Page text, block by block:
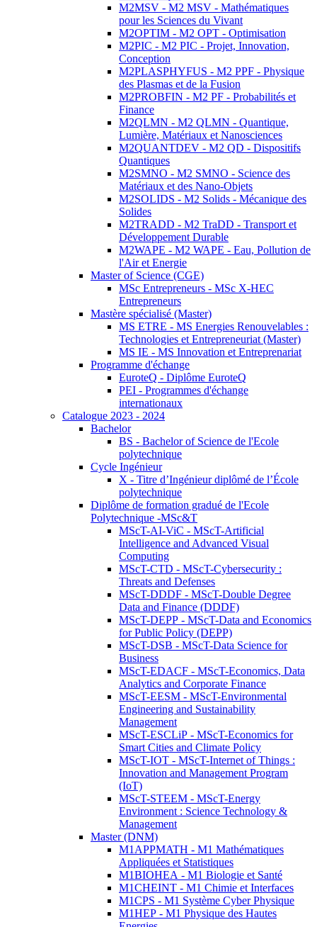
M2MSV - M2 MSV - Mathématiques
pour les Sciences du Vivant
M2OPTIM - M2 OPT - Optimisation
M2PIC - M2 PIC - Projet, Innovation,
Conception
M2PLASPHYFUS - M2 PPF - Physique
des Plasmas et de la Fusion
M2PROBFIN - M2 PF - Probabilités et
Finance
M2QLMN - M2 QLMN - Quantique,
Lumière, Matériaux et Nanosciences
M2QUANTDEV - M2 QD - Dispositifs
Quantiques
M2SMNO - M2 SMNO - Science des
Matériaux et des Nano-Objets
M2SOLIDS - M2 Solids - Mécanique des
Solides
M2TRADD - M2 TraDD - Transport et
Développement Durable
M2WAPE - M2 WAPE - Eau, Pollution de
l'Air et Energie
Master of Science (CGE)
MSc Entrepreneurs - MSc X-HEC
Entrepreneurs
Mastère spécialisé (Master)
MS ETRE - MS Energies Renouvelables :
Technologies et Entrepreneuriat (Master)
MS IE - MS Innovation et Entreprenariat
Programme d'échange
EuroteQ - Diplôme EuroteQ
PEI - Programmes d'échange
internationaux
Catalogue 2023 - 2024
Bachelor
BS - Bachelor of Science de l'Ecole
polytechnique
Cycle Ingénieur
X - Titre d’Ingénieur diplômé de l’École
polytechnique
Diplôme de formation gradué de l'Ecole
Polytechnique -MSc&T
MScT-AI-ViC - MScT-Artificial
Intelligence and Advanced Visual
Computing
MScT-CTD - MScT-Cybersecurity :
Threats and Defenses
MScT-DDDF - MScT-Double Degree
Data and Finance (DDDF)
MScT-DEPP - MScT-Data and Economics
for Public Policy (DEPP)
MScT-DSB - MScT-Data Science for
Business
MScT-EDACF - MScT-Economics, Data
Analytics and Corporate Finance
MScT-EESM - MScT-Environmental
Engineering and Sustainability
Management
MScT-ESCLiP - MScT-Economics for
Smart Cities and Climate Policy
MScT-IOT - MScT-Internet of Things :
Innovation and Management Program
(IoT)
MScT-STEEM - MScT-Energy
Environment : Science Technology &
Management
Master (DNM)
M1APPMATH - M1 Mathématiques
Appliquées et Statistiques
M1BIOHEA - M1 Biologie et Santé
M1CHEINT - M1 Chimie et Interfaces
M1CPS - M1 Système Cyber Physique
M1HEP - M1 Physique des Hautes